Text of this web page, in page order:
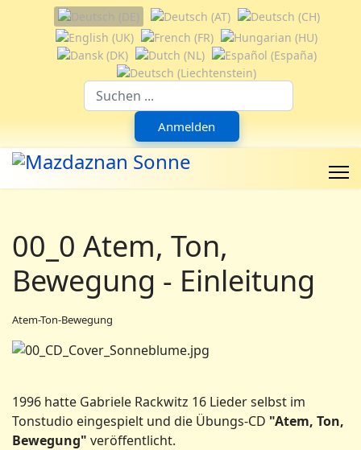
Sprache auswählen
Anmelden
00_0 Atem, Ton,
Bewegung - Einleitung
Atem-Ton-Bewegung
1996 hatte Gabriele Rackwitz 16 Lieder selbst im
Tonstudio eingespielt und die Übungs-CD "Atem, Ton,
Bewegung" veröffentlicht.